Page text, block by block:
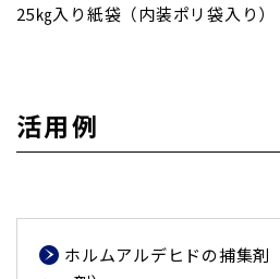
25㎏入り紙袋（内装ポリ袋入り）
活用例
ホルムアルデヒドの捕集剤